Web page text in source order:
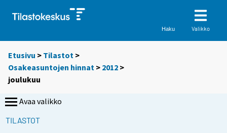
Haku Valikko
Etusivu > Tilastot >
Osakeasuntojen hinnat > 2012 >
joulukuu
Avaa valikko
TILASTOT